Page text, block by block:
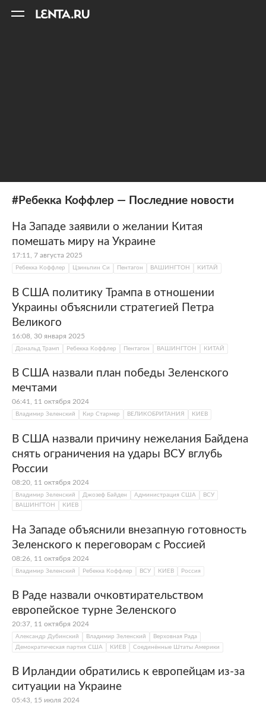
#Ребекка Коффлер — Последние новости
На Западе заявили о желании Китая
помешать миру на Украине
17:11, 7 августа 2025
Ребекка Коффлер Цзиньпин Си Пентагон ВАШИНГТОН КИТАЙ
В США политику Трампа в отношении
Украины объяснили стратегией Петра
Великого
16:08, 30 января 2025
Дональд Трамп Ребекка Коффлер Пентагон ВАШИНГТОН КИТАЙ
В США назвали план победы Зеленского
мечтами
06:41, 11 октября 2024
Владимир Зеленский Кир Стармер ВЕЛИКОБРИТАНИЯ КИЕВ
В США назвали причину нежелания Байдена
снять ограничения на удары ВСУ вглубь
России
08:20, 11 октября 2024
Владимир Зеленский Джозеф Байден Администрация США
ВСУ
ВАШИНГТОН
КИЕВ
На Западе объяснили внезапную готовность
Зеленского к переговорам с Россией
08:26, 11 октября 2024
Владимир Зеленский Ребекка Коффлер ВСУ КИЕВ Россия
В Раде назвали очковтирательством
европейское турне Зеленского
20:37, 11 октября 2024
Александр Дубинский Владимир Зеленский
Верховная Рада
Демократическая партия США
КИЕВ Соединённые Штаты Америки
В Ирландии обратились к европейцам из-за
ситуации на Украине
05:43, 15 июля 2024